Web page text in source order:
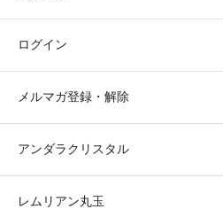
ログイン
メルマガ登録・解除
アンダラクリスタル
レムリアン丸玉